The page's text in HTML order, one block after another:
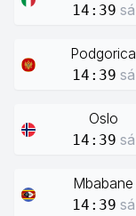
14:39 sá
Podgorica
14:39 sá
Oslo
14:39 sá
Mbabane
14:39 sá